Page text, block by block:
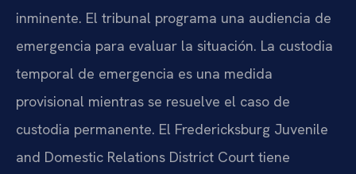
inminente. El tribunal programa una audiencia de
emergencia para evaluar la situación. La custodia
temporal de emergencia es una medida
provisional mientras se resuelve el caso de
custodia permanente. El Fredericksburg Juvenile
and Domestic Relations District Court tiene